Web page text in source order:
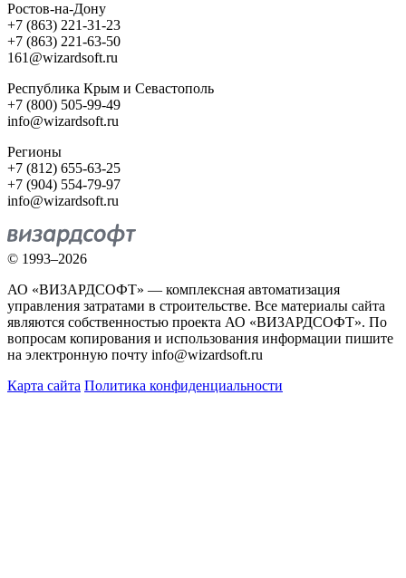
Ростов-на-Дону
+7 (863) 221-31-23
+7 (863) 221-63-50
161@wizardsoft.ru
Республика Крым и Севастополь
+7 (800) 505-99-49
info@wizardsoft.ru
Регионы
+7 (812) 655-63-25
+7 (904) 554-79-97
info@wizardsoft.ru
© 1993–2026
АО «ВИЗАРДСОФТ» — комплексная автоматизация
управления затратами в строительстве. Все материалы сайта
являются собственностью проекта АО «ВИЗАРДСОФТ». По
вопросам копирования и использования информации пишите
на электронную почту info@wizardsoft.ru
Карта сайта Политика конфиденциальности